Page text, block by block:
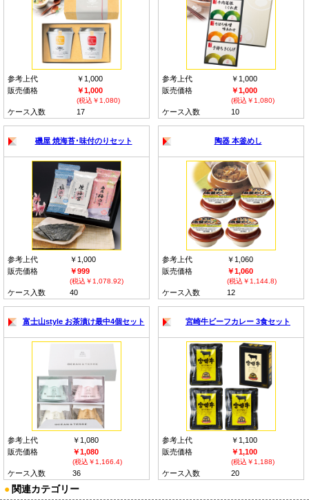
参考上代
￥1,000
販売価格
￥1,000
(税込￥1,080)
ケース入数 17
参考上代
￥1,000
販売価格
￥1,000
(税込￥1,080)
ケース入数 10
磯屋 焼海苔･味付のりセット
参考上代
￥1,000
販売価格
￥999
(税込￥1,078.92)
ケース入数 40
陶器 本釜めし
参考上代
￥1,060
販売価格
￥1,060
(税込￥1,144.8)
ケース入数 12
富士山style お茶漬け最中4個セット
参考上代
￥1,080
販売価格
￥1,080
(税込￥1,166.4)
ケース入数 36
宮崎牛ビーフカレー 3食セット
参考上代
￥1,100
販売価格
￥1,100
(税込￥1,188)
ケース入数 20
● 関連カテゴリー